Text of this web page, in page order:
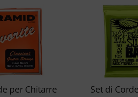
per Chitarre
Set di